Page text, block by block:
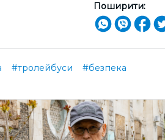
Поширити:
#тролейбуси #безпека